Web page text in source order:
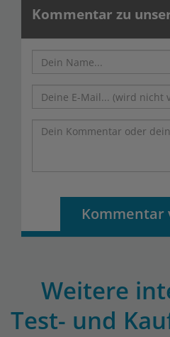
Kommentar zu
Weitere
Test- und